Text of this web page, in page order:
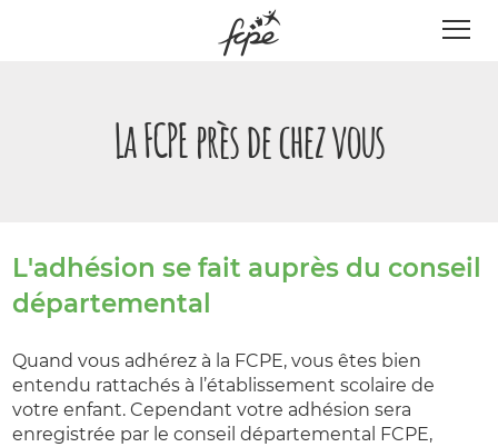
La FCPE près de chez vous
L'adhésion se fait auprès du conseil
départemental
Quand vous adhérez à la FCPE, vous êtes bien
entendu rattachés à l’établissement scolaire de
votre enfant. Cependant votre adhésion sera
enregistrée par le conseil départemental FCPE,
Panneau de gestion des cookies